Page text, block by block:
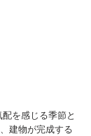
を感じる季節と
建物が完成する